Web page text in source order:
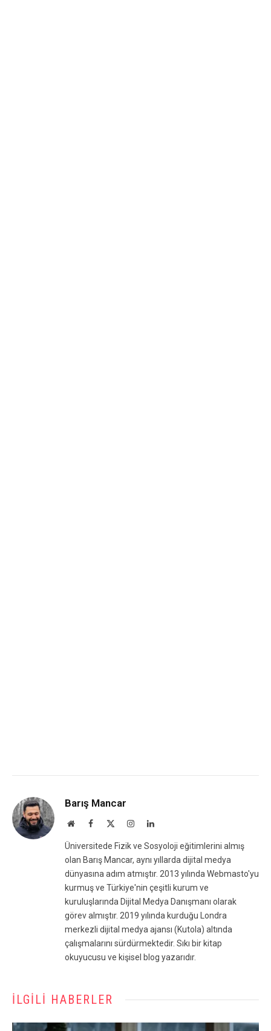
Barış Mancar
WebsiteFacebook InstagramLinkedIn
Üniversitede Fizik ve Sosyoloji eğitimlerini almış
olan Barış Mancar, aynı yıllarda dijital medya
dünyasına adım atmıştır. 2013 yılında Webmasto'yu
kurmuş ve Türkiye'nin çeşitli kurum ve
kuruluşlarında Dijital Medya Danışmanı olarak
görev almıştır. 2019 yılında kurduğu Londra
merkezli dijital medya ajansı (Kutola) altında
çalışmalarını sürdürmektedir. Sıkı bir kitap
okuyucusu ve kişisel blog yazarıdır.
İLGILI HABERLER